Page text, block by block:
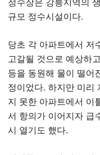
정수장은 강릉지역의
규모 정수시설이다.
당초 각 아파트에서 저
고갈될 것으로 예상하
등을 동원해 물이 떨어
정이었다. 하지만 미리
지 못한 아파트에서 이
서 항의가 이어지자 급
시 열기도 했다.